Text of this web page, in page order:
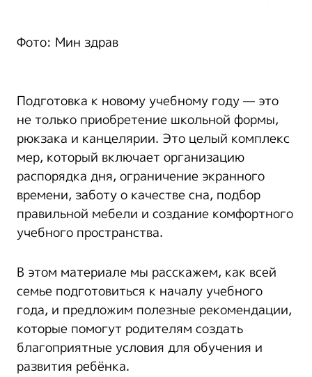
Фото: Мин здрав
Подготовка к новому учебному году — это
не только приобретение школьной формы,
рюкзака и канцелярии. Это целый комплекс
мер, который включает организацию
распорядка дня, ограничение экранного
времени, заботу о качестве сна, подбор
правильной мебели и создание комфортного
учебного пространства.
В этом материале мы расскажем, как всей
семье подготовиться к началу учебного
года, и предложим полезные рекомендации,
которые помогут родителям создать
благоприятные условия для обучения и
развития ребёнка.